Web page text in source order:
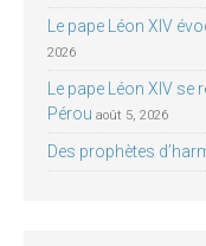
Le pape Léon XIV
2026
Le pape Léon XIV se
Pérou août 5, 2026
Des prophètes